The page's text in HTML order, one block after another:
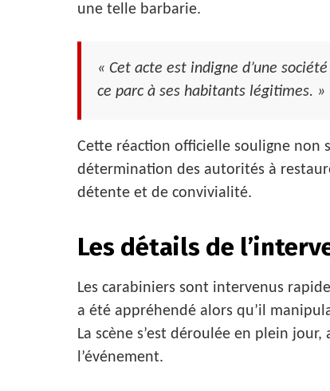
une telle barbarie.
« Cet acte est indigne d’une
ce parc à ses habitants légitimes. »
Cette réaction officielle souligne non
détermination des autorités à
détente et de convivialité.
Les détails de
Les carabiniers sont intervenus
a été appréhendé alors qu’il
La scène s’est déroulée en plein
l’événement.